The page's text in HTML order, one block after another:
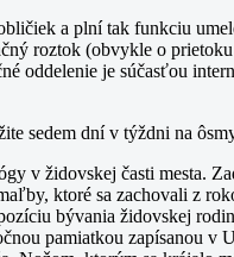
a plní tak funkciu
roztok (obvykle o
oddelenie je súčasťou
sedem dní v týždni na
v židovskej časti mesta.
ktoré sa zachovali z
bývania židovskej
pamiatkou zapísanou